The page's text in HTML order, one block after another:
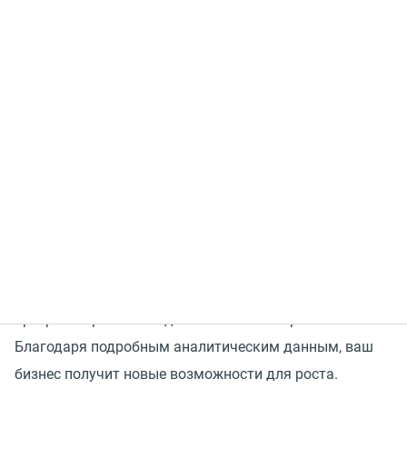
программирования и дополнительных трат.
Благодаря подробным аналитическим данным, ваш
бизнес получит новые возможности для роста.